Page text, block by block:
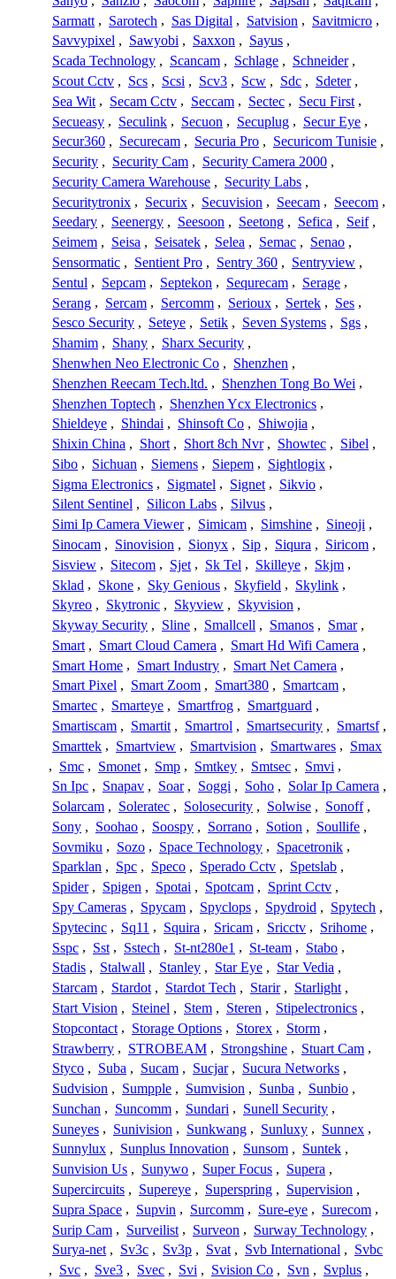
Sarmatt , Sarotech , Sas Digital , Satvision , Savitmicro ,
Savvypixel , Sawyobi , Saxxon , Sayus ,
Scada Technology , Scancam , Schlage , Schneider ,
Scout Cctv , Scs , Scsi , Scv3 , Scw , Sdc , Sdeter ,
Sea Wit , Secam Cctv , Seccam , Sectec , Secu First ,
Secueasy , Seculink , Secuon , Secuplug , Secur Eye ,
Secur360 , Securecam , Securia Pro , Securicom Tunisie ,
Security , Security Cam , Security Camera 2000 ,
Security Camera Warehouse , Security Labs ,
Securitytronix , Securix , Secuvision , Seecam , Seecom ,
Seedary , Seenergy , Seesoon , Seetong , Sefica , Seif ,
Seimem , Seisa , Seisatek , Selea , Semac , Senao ,
Sensormatic , Sentient Pro , Sentry 360 , Sentryview ,
Sentul , Sepcam , Septekon , Sequrecam , Serage ,
Serang , Sercam , Sercomm , Serioux , Sertek , Ses ,
Sesco Security , Seteye , Setik , Seven Systems , Sgs ,
Shamim , Shany , Sharx Security ,
Shenwhen Neo Electronic Co , Shenzhen ,
Shenzhen Reecam Tech.ltd. , Shenzhen Tong Bo Wei ,
Shenzhen Toptech , Shenzhen Ycx Electronics ,
Shieldeye , Shindai , Shinsoft Co , Shiwojia ,
Shixin China , Short , Short 8ch Nvr , Showtec , Sibel ,
Sibo , Sichuan , Siemens , Siepem , Sightlogix ,
Sigma Electronics , Sigmatel , Signet , Sikvio ,
Silent Sentinel , Silicon Labs , Silvus ,
Simi Ip Camera Viewer , Simicam , Simshine , Sineoji ,
Sinocam , Sinovision , Sionyx , Sip , Siqura , Siricom ,
Sisview , Sitecom , Sjet , Sk Tel , Skilleye , Skjm ,
Sklad , Skone , Sky Genious , Skyfield , Skylink ,
Skyreo , Skytronic , Skyview , Skyvision ,
Skyway Security , Sline , Smallcell , Smanos , Smar ,
Smart , Smart Cloud Camera , Smart Hd Wifi Camera ,
Smart Home , Smart Industry , Smart Net Camera ,
Smart Pixel , Smart Zoom , Smart380 , Smartcam ,
Smartec , Smarteye , Smartfrog , Smartguard ,
Smartiscam , Smartit , Smartrol , Smartsecurity , Smartsf ,
Smarttek , Smartview , Smartvision , Smartwares , Smax
, Smc , Smonet , Smp , Smtkey , Smtsec , Smvi ,
Sn Ipc , Snapav , Soar , Soggi , Soho , Solar Ip Camera ,
Solarcam , Soleratec , Solosecurity , Solwise , Sonoff ,
Sony , Soohao , Soospy , Sorrano , Sotion , Soullife ,
Sovmiku , Sozo , Space Technology , Spacetronik ,
Sparklan , Spc , Speco , Sperado Cctv , Spetslab ,
Spider , Spigen , Spotai , Spotcam , Sprint Cctv ,
Spy Cameras , Spycam , Spyclops , Spydroid , Spytech ,
Spytecinc , Sq11 , Squira , Sricam , Sricctv , Srihome ,
Sspc , Sst , Sstech , St-nt280e1 , St-team , Stabo ,
Stadis , Stalwall , Stanley , Star Eye , Star Vedia ,
Starcam , Stardot , Stardot Tech , Starir , Starlight ,
Start Vision , Steinel , Stem , Steren , Stipelectronics ,
Stopcontact , Storage Options , Storex , Storm ,
Strawberry , STROBEAM , Strongshine , Stuart Cam ,
Styco , Suba , Sucam , Sucjar , Sucura Networks ,
Sudvision , Sumpple , Sumvision , Sunba , Sunbio ,
Sunchan , Suncomm , Sundari , Sunell Security ,
Suneyes , Sunivision , Sunkwang , Sunluxy , Sunnex ,
Sunnylux , Sunplus Innovation , Sunsom , Suntek ,
Sunvision Us , Sunywo , Super Focus , Supera ,
Supercircuits , Supereye , Superspring , Supervision ,
Supra Space , Supvin , Surcomm , Sure-eye , Surecom ,
Surip Cam , Surveilist , Surveon , Surway Technology ,
Surya-net , Sv3c , Sv3p , Svat , Svb International , Svbc
, Svc , Sve3 , Svec , Svi , Svision Co , Svn , Svplus ,